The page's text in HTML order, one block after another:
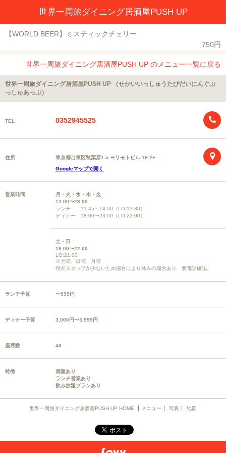
世界一周旅ダイニング居酒屋PUSH UP
【WORLD BEER】ミスティックチェリー
750円
世界一周旅ダイニング居酒屋PUSH UP のメニュー一覧に戻る
世界一周旅ダイニング居酒屋PUSH UP （せかいいっしゅうたびだいにんぐぷ
っしゅあっぷ）
TEL 0352945525
住所
東京都台東区秋葉原1-5 ヨリモトビル 1F 2F
Googleマップで開く
営業時間
月・火・水・木・金
12:00〜23:00
ランチ 11:45～14:00（LO:13:30）
ディナー 18:00〜23:00（LO:22:00）
土・日
18:00〜22:00
LO:21:00
※土曜、日曜、月曜
現在スタッフが少ないため場合により休みの場合あり 要電話確認。
ランチ予算 〜999円
ディナー予算 3,000円〜3,999円
座席数 48
特徴
個室あり
ランチ営業あり
飲み放題プランあり
世界一周旅ダイニング居酒屋PUSH UP HOME メニュー 写真 地図